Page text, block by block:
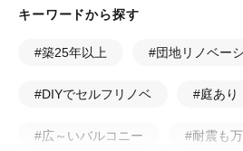
キーワードから探す
#築25年以上 #団地リノベー
#DIYでセルフリノベ #庭あり
#広～いバルコニー #耐震も